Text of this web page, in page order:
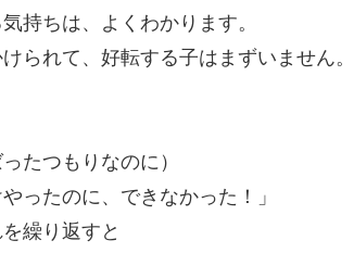
持ちは、よくわかります。
られて、好転する子はまずいません。
たつもりなのに）
ったのに、できなかった！」
繰り返すと